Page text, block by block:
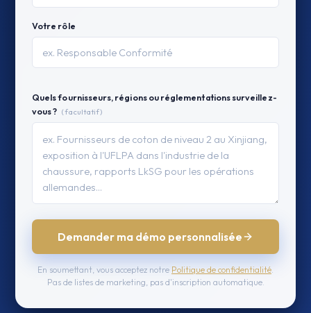
Votre rôle
Quels fournisseurs, régions ou réglementations surveillez-
vous ? (facultatif)
Demander ma démo personnalisée
En soumettant, vous acceptez notre Politique de confidentialité.
Pas de listes de marketing, pas d'inscription automatique.